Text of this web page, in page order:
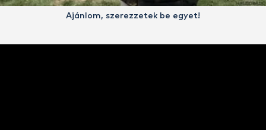
Ajánlom, szerezzetek be egyet!